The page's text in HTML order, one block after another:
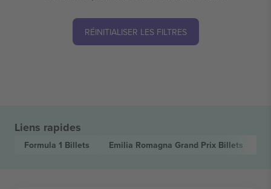
RÉINITIALISER LES FILTRES
Liens rapides
Formula 1 Billets Emilia Romagna Grand Prix Billets